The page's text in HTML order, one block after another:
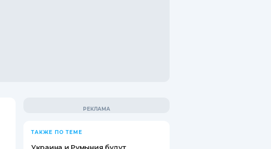
ТАКЖЕ ПО ТЕМЕ